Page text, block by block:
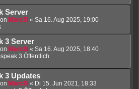
Server
Marc3l « Sa 16. Aug 2025, 19:00
3 Server
Marc3l « Sa 16. Aug 2025, 18:40
3 Öffentlich
3 Updates
Marc3l « Di 15. Jun 2021, 18:33